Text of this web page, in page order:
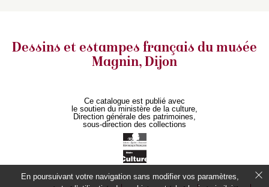
Dessins et estampes français du musée
Magnin, Dijon
Ce catalogue est publié avec
le soutien du ministère de la culture,
Direction générale des patrimoines,
sous-direction des collections
En poursuivant votre navigation sans modifier vos paramètres,